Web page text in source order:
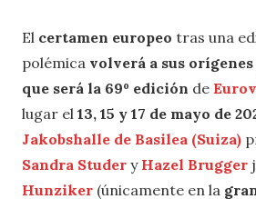
El certamen europeo tras una
polémica volverá a sus
que será la 69º edición de
lugar el 13, 15 y 17 de mayo de
Jakobshalle de Basilea (Suiza)
Sandra Studer y Hazel Brugger
Hunziker (únicamente en la